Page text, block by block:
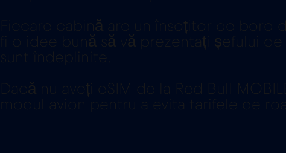
Fiecare cabină are un însoțitor de bord
fi o idee bună să vă prezentați șefului
sunt îndeplinite.
Dacă nu aveți eSIM de la Red Bull
modul avion pentru a evita tarifele de